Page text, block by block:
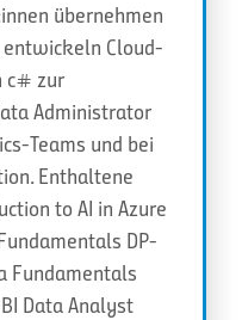
übernehmen
entwickeln Cloud-
c# zur
Administrator
Teams und bei
Enthaltene
to AI in Azure
DP-
Fundamentals
Data Analyst